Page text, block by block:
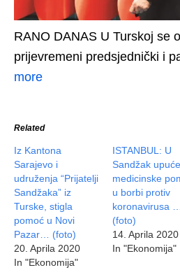
RANO DANAS U Turskoj se
prijevremeni predsjednički i
more
Related
Iz Kantona
Sarajevo i
udruženja “Prijatelji
Sandžaka” iz
Turske, stigla
pomoć u Novi
Pazar… (foto)
20. Aprila 2020
In "Ekonomija"
ISTANBUL: U
Sandžak
medicinske
u borbi protiv
koronavirusa …
(foto)
14. Aprila 2020
In "Ekonomija"